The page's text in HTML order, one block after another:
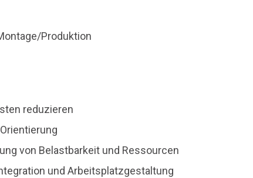
Produktion
reduzieren
von Belastbarkeit und Ressourcen
und Arbeitsplatzgestaltung